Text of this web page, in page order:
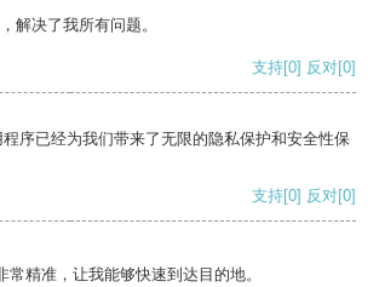
解决了我所有问题。
支持[0] 反对[0]
序已经为我们带来了无限的隐私保护和安全性保
支持[0] 反对[0]
常精准，让我能够快速到达目的地。